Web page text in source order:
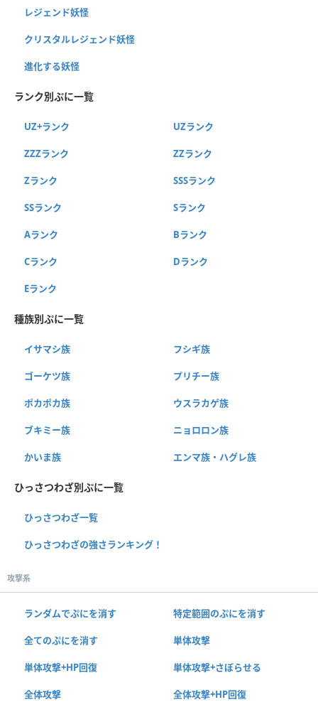
レジェンド妖怪
クリスタルレジェンド妖怪
進化する妖怪
ランク別ぷに一覧
UZ+ランク UZランク
ZZZランク ZZランク
Zランク SSSランク
SSランク Sランク
Aランク Bランク
Cランク Dランク
Eランク
種族別ぷに一覧
イサマシ族 フシギ族
ゴーケツ族 プリチー族
ポカポカ族 ウスラカゲ族
ブキミー族 ニョロロン族
かいま族 エンマ族・ハグレ族
ひっさつわざ別ぷに一覧
ひっさつわざ一覧
ひっさつわざの強さランキング！
攻撃系
ランダムでぷにを消す 特定範囲のぷにを消す
全てのぷにを消す 単体攻撃
単体攻撃+HP回復 単体攻撃+さぼらせる
全体攻撃 全体攻撃+HP回復